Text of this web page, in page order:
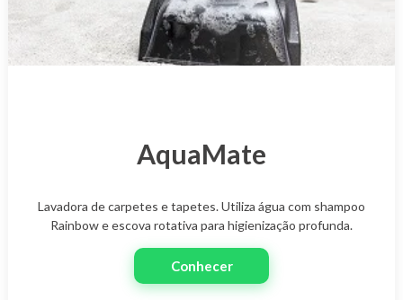
AquaMate
Lavadora de carpetes e tapetes. Utiliza água com shampoo
Rainbow e escova rotativa para higienização profunda.
Conhecer